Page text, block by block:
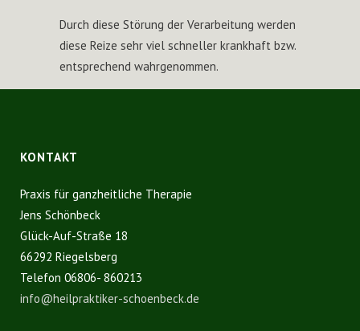
Durch diese Störung der Verarbeitung werden
diese Reize sehr viel schneller krankhaft bzw.
entsprechend wahrgenommen.
KONTAKT
Praxis für ganzheitliche Therapie
Jens Schönbeck
Glück-Auf-Straße 18
66292 Riegelsberg
Telefon 06806- 860213
info@heilpraktiker-schoenbeck.de